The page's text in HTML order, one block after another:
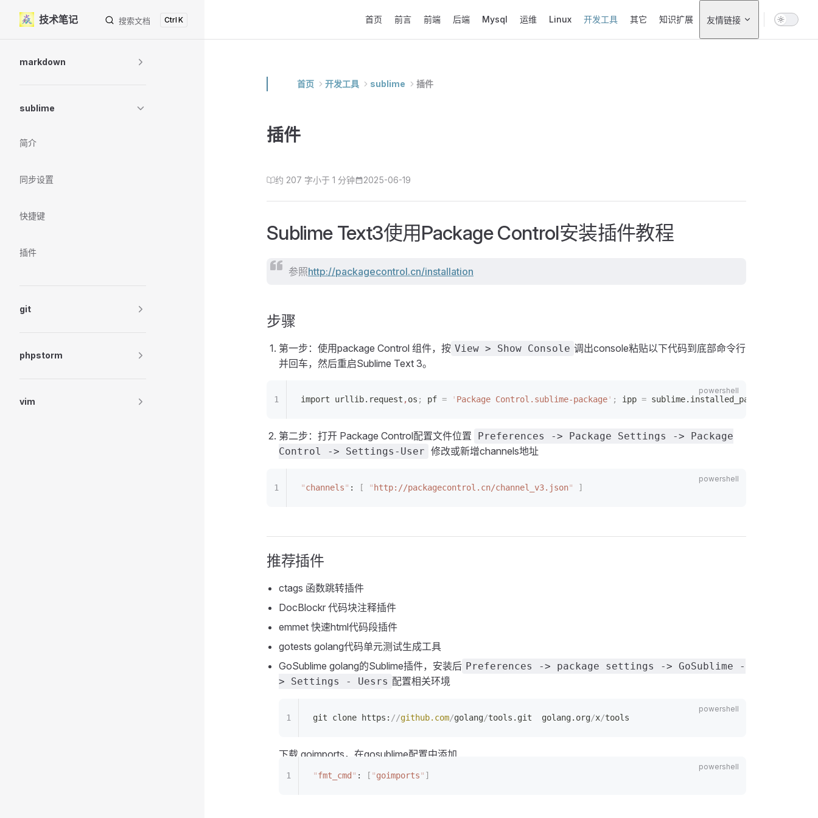
Skip to content
技术笔记 搜索文档 K 首页 前言 前端 后端 Mysql 运维 Linux 开发工具 其它 知识扩展 友情链接
markdown
sublime
简介
同步设置
快捷键
插件
git
phpstorm
vim
首页 开发工具 sublime 插件
插件
约 207 字小于 1 分钟 2025-06-19
Sublime Text3使用Package Control安装插件教程
参照http://packagecontrol.cn/installation
步骤
第一步：使用package Control 组件，按 View > Show Console 调出console粘贴以下代码到底部命令行
并回车，然后重启Sublime Text 3。
import urllib.request ,os ; pf = ' Package Control.sublime-package' ; ipp = sublime.installed_packages_path
第二步：打开 Package Control配置文件位置
Preferences -> Package Settings -> Package
Control -> Settings-User 修改或新增channels地址
"channels" : [ " http://packagecontrol.cn/channel_v3.json" ]
推荐插件
ctags 函数跳转插件
DocBlockr 代码块注释插件
emmet 快速html代码段插件
gotests golang代码单元测试生成工具
GoSublime golang的Sublime插件，安装后 Preferences -> package settings -> GoSublime -
> Settings - Uesrs 配置相关环境
git clone https: //github.com/golang/tools.git  golang.org/x/tools
下载 goimports，在gosublime配置中添加
"fmt_cmd " : [ "goimports" ]